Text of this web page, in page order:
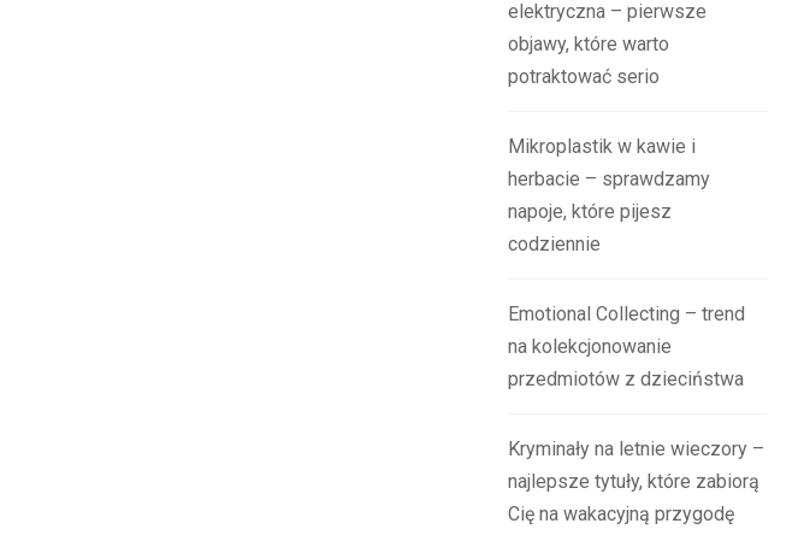
elektryczna – pierwsze
objawy, które warto
potraktować serio
Mikroplastik w kawie i
herbacie – sprawdzamy
napoje, które pijesz
codziennie
Emotional Collecting – trend
na kolekcjonowanie
przedmiotów z dzieciństwa
Kryminały na letnie wieczory –
najlepsze tytuły, które zabiorą
Cię na wakacyjną przygodę